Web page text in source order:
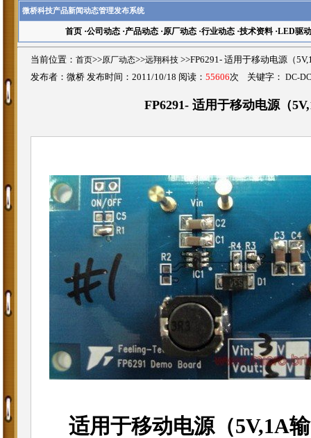
微桥科技产品新闻动态管理发布系统
首页·公司动态·产品动态·原厂动态·行业动态·技术资料·LED驱动
当前位置： 首页>>原厂动态>>远翔科技 >>FP6291- 适用于移动电源（
发布者：微桥 发布时间：2011/10/18 阅读： 55606次 关键字： DC-DC
FP6291- 适用于移动电源（
适用于移动电源（5V,1A